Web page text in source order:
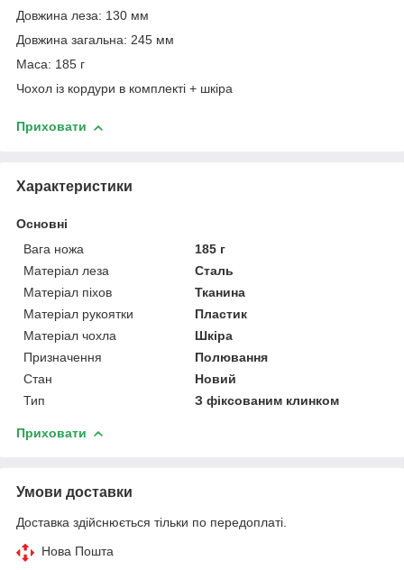
Довжина леза: 130 мм
Довжина загальна: 245 мм
Маса: 185 г
Чохол із кордури в комплекті + шкіра
Приховати
Характеристики
Основні
Вага ножа
185 г
Матеріал леза
Сталь
Матеріал піхов
Тканина
Матеріал рукоятки
Пластик
Матеріал чохла
Шкіра
Призначення
Полювання
Стан
Новий
Тип
З фіксованим клинком
Приховати
Умови доставки
Доставка здійснюється тільки по передоплаті.
Нова Пошта